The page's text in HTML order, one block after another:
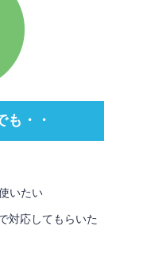
も・・
いたい
対応してもらいた